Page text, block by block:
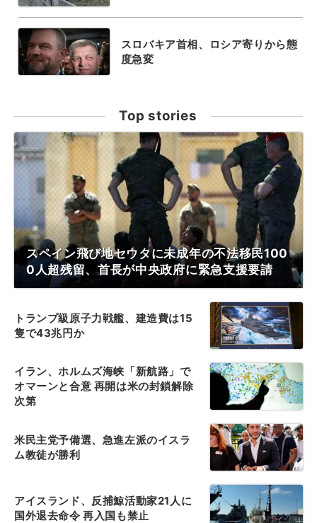
スロバキア首相、ロシア寄りから態
度急変
Top stories
スペイン飛び地セウタに未成年の不法移民100
0人超残留、首長が中央政府に緊急支援要請
トランプ級原子力戦艦、建造費は15
隻で43兆円か
イラン、ホルムズ海峡「新航路」で
オマーンと合意 再開は米の封鎖解除
次第
米民主党予備選、急進左派のイスラ
ム教徒が勝利
アイスランド、反捕鯨活動家21人に
国外退去命令 再入国も禁止